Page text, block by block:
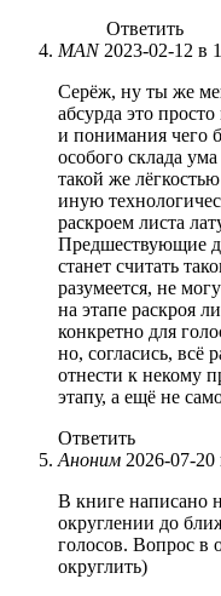
Ответить
MAN 2023-02-12 в
Серёж, ну ты же
абсурда это
и понимания чего
особого склада
такой же
иную
раскроем листа
Предшествующие
станет считать
разумеется, не
на этапе раскроя
конкретно для
но, согласись, всё
отнести к некому
этапу, а ещё не
Ответить
Аноним 2026-07-20
В книге написано
округлении до
голосов. Вопрос в
округлить)